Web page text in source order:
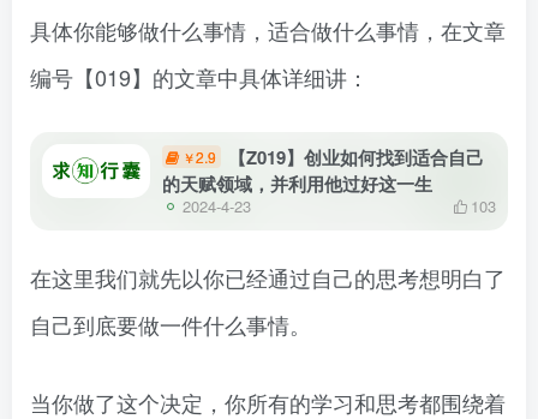
具体你能够做什么事情，适合做什么事情，在文章
编号【019】的文章中具体详细讲：
￥2.9
【Z019】创业如何找到适合自己
的天赋领域，并利用他过好这一生
2024-4-23 103
在这里我们就先以你已经通过自己的思考想明白了
自己到底要做一件什么事情。
当你做了这个决定，你所有的学习和思考都围绕着